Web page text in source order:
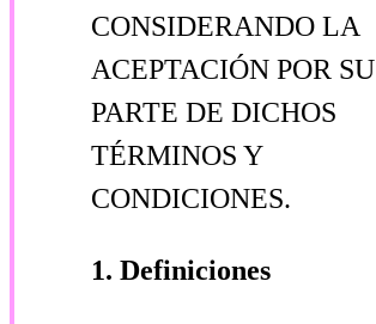
CONSIDERANDO LA
ACEPTACIÓN POR SU
PARTE DE DICHOS
TÉRMINOS Y
CONDICIONES.
1. Definiciones